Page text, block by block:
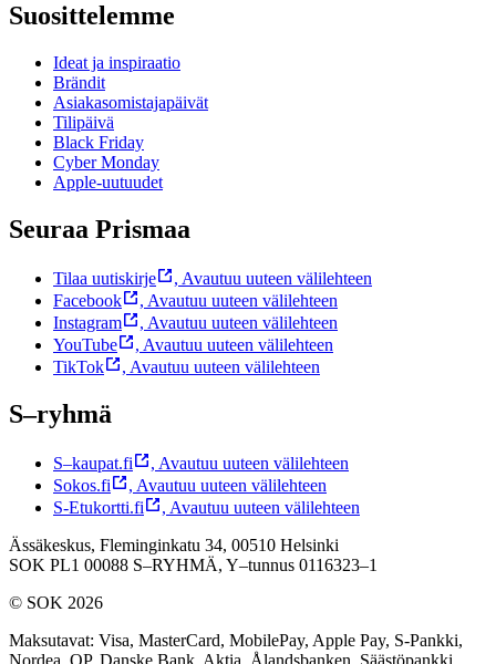
Suosittelemme
Ideat ja inspiraatio
Brändit
Asiakasomistajapäivät
Tilipäivä
Black Friday
Cyber Monday
Apple-uutuudet
Seuraa Prismaa
Tilaa uutiskirje , Avautuu uuteen välilehteen
Facebook
, Avautuu uuteen välilehteen
Instagram
, Avautuu uuteen välilehteen
YouTube
, Avautuu uuteen välilehteen
TikTok
, Avautuu uuteen välilehteen
S–ryhmä
S–kaupat.fi , Avautuu uuteen välilehteen
Sokos.fi
, Avautuu uuteen välilehteen
S-Etukortti.fi
, Avautuu uuteen välilehteen
Ässäkeskus, Fleminginkatu 34, 00510 Helsinki
SOK PL1 00088 S–RYHMÄ, Y–tunnus 0116323–1
© SOK 2026
Maksutavat: Visa, MasterCard, MobilePay, Apple Pay, S-Pankki,
Nordea, OP, Danske Bank, Aktia, Ålandsbanken, Säästöpankki,